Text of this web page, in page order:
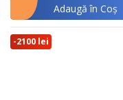
Adaugă în Coş
-2100 lei